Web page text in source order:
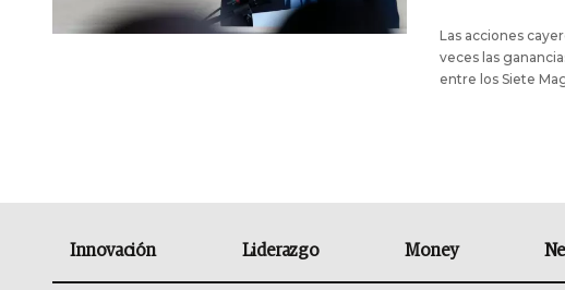
Las acciones
veces las
entre los Siete
Innovación Liderazgo Money